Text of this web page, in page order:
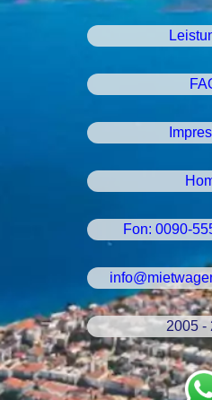
Fon: 0090-
2005 -